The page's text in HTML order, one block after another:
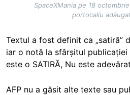
SpaceXMania pe 18
portocaliu
Textul a fost definit ca „satiră”
iar o notă la sfârșitul publicației
este o SATIRĂ, Nu este
AFP nu a găsit alte texte sau